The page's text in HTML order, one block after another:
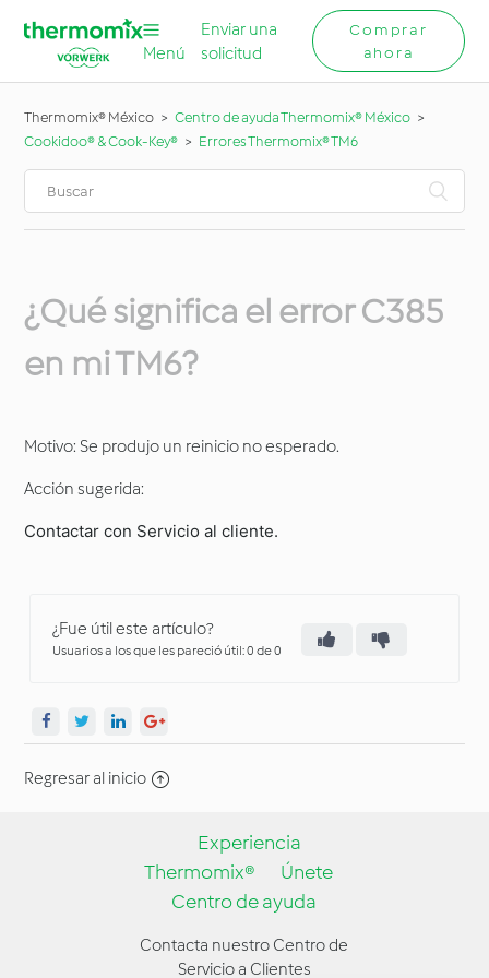
Menú
Enviar una
solicitud
Comprar
ahora
Thermomix® México
Centro de ayuda Thermomix® México
Cookidoo® & Cook-Key®
Errores Thermomix® TM6
¿Qué significa el error C385
en mi TM6?
Motivo: Se produjo un reinicio no esperado.
Acción sugerida:
Contactar con Servicio al cliente.
¿Fue útil este artículo?
Usuarios a los que les pareció útil: 0 de 0
Regresar al inicio
Experiencia
Thermomix®
Únete
Centro de ayuda
Contacta nuestro Centro de
Servicio a Clientes